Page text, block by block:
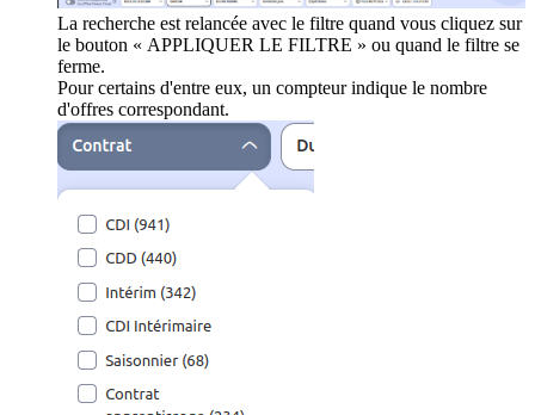
La recherche est relancée avec le filtre quand vous cliquez sur
le bouton « APPLIQUER LE FILTRE » ou quand le filtre se
ferme.
Pour certains d'entre eux, un compteur indique le nombre
d'offres correspondant.